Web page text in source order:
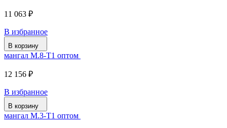
11 063 ₽
В избранное
В корзину
мангал М.8-Т1 оптом
12 156 ₽
В избранное
В корзину
мангал М.3-Т1 оптом